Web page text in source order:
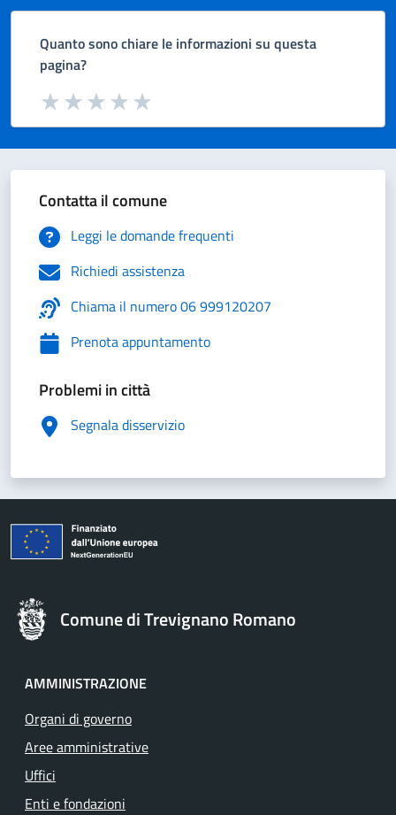
Quanto sono chiare le informazioni su questa
pagina?
Valuta da 1 a 5 stelle la pagina
Valuta 5 stelle su 5
Valuta 4 stelle su 5
Valuta 3 stelle su 5
Valuta 2 stelle su 5
Valuta 1 stelle su 5
Contatta il comune
Leggi le domande frequenti
Richiedi assistenza
Chiama il numero 06 999120207
Prenota appuntamento
Problemi in città
Segnala disservizio
Comune di Trevignano Romano
AMMINISTRAZIONE
Organi di governo
Aree amministrative
Uffici
Enti e fondazioni